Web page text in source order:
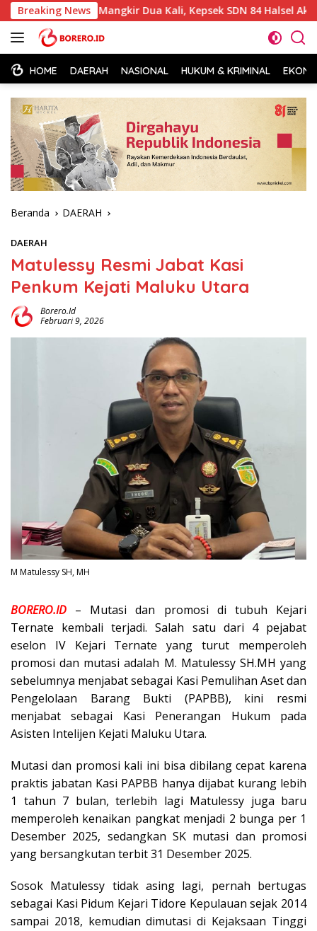
Langsung
ke
konten
Breaking News
Sempat Mangkir Dua Kali, Kepsek SDN 84 Halsel Akhirnya
HOME DAERAH NASIONAL HUKUM & KRIMINAL
Beranda DAERAH
DAERAH
Matulessy Resmi Jabat Kasi
Penkum Kejati Maluku Utara
Borero.id
Februari 9, 2026
M Matulessy SH, MH
BORERO.ID – Mutasi dan promosi di tubuh Kejari
Ternate kembali terjadi. Salah satu dari 4 pejabat
eselon IV Kejari Ternate yang turut memperoleh
promosi dan mutasi adalah M. Matulessy SH.MH yang
sebelumnya menjabat sebagai Kasi Pemulihan Aset dan
Pengelolaan Barang Bukti (PAPBB), kini resmi
menjabat sebagai Kasi Penerangan Hukum pada
Asisten Intelijen Kejati Maluku Utara.
Mutasi dan promosi kali ini bisa dibilang cepat karena
praktis jabatan Kasi PAPBB hanya dijabat kurang lebih
1 tahun 7 bulan, terlebih lagi Matulessy juga baru
memperoleh kenaikan pangkat menjadi 2 bunga per 1
Desember 2025, sedangkan SK mutasi dan promosi
yang bersangkutan terbit 31 Desember 2025.
Sosok Matulessy tidak asing lagi, pernah bertugas
sebagai Kasi Pidum Kejari Tidore Kepulauan sejak 2014
sampai 2018, kemudian dimutasi di Kejaksaan Tinggi